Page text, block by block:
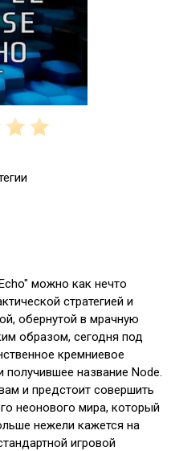
можно как нечто
стратегией и
обернутой в мрачную
образом, сегодня под
кремниевое
название Node.
и предстоит совершить
неонового мира, который
нежели кажется на
игровой